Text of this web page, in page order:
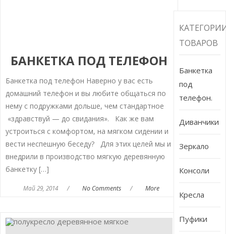
БАНКЕТКА ПОД ТЕЛЕФОН
Банкетка под телефон Наверно у вас есть
домашний телефон и вы любите общаться по
нему с подружками дольше, чем стандартное
«здравствуй — до свидания». Как же вам
устроиться с комфортом, на мягком сидении и
вести неспешную беседу? Для этих целей мы и
внедрили в производство мягкую деревянную
банкетку […]
Май 29, 2014 / No Comments / More
ТОВАРОВ
Банкетка
под
телефон.
Диванчики
Зеркало
Консоли
Кресла
Пуфики